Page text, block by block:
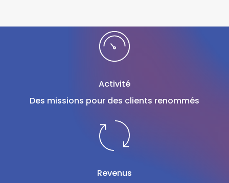
Activité
Des missions pour des clients renommés
Revenus